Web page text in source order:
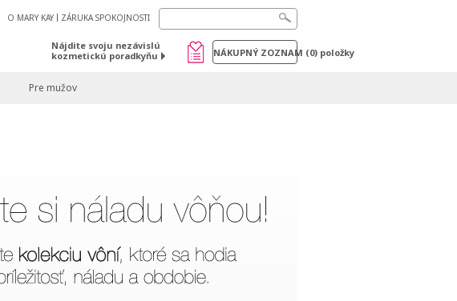
O MARY KAY ZÁRUKA SPOKOJNOSTI
Nájdite svoju nezávislú
kozmetickú poradkyňu
NÁKUPNÝ ZOZNAM (0) položky
Pre mužov